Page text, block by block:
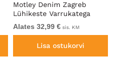
Motley Denim Zagreb
Lühikeste Varrukatega
Särk Tumehall
Alates 32,99 € sis. KM
Lisa ostukorvi